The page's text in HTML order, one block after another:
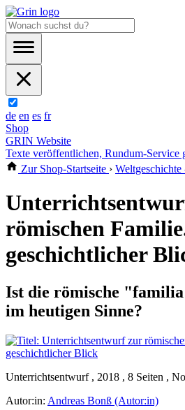
de en es fr
Shop
GRIN Website
Texte veröffentlichen, Rundum-Service
Zur Shop-Startseite ›
römischen
geschichtlicher
Ist die römische
im heutigen Sinne?
Unterrichtsentwurf , 2018 , 8 Seiten ,
Autor:in: Andreas Bonß (Autor:in)